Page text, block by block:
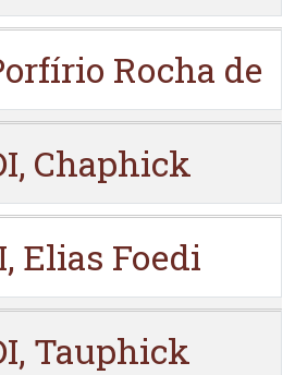
Rocha de
Chaphick
Elias Foedi
Tauphick